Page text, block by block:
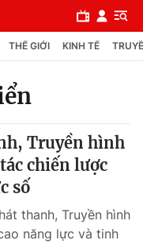
THẾ GIỚI KINH TẾ
Truyền hình
chiến lược
số
thanh, Truyền hình
năng lực và tinh